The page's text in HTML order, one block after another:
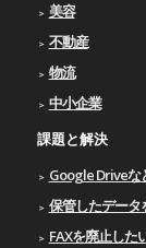
美容
不動産
物流
中小企業
課題と解決
Google Driveな
保管したデータ
FAXを廃止した